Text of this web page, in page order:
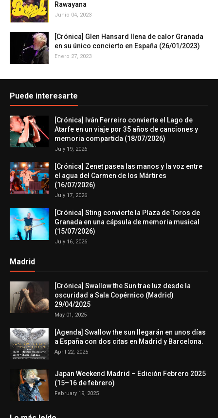
Rawayana
Junio 04, 2023
[Crónica] Glen Hansard llena de calor Granada
en su único concierto en España (26/01/2023)
Enero 27, 2023
Puede interesarte
[Crónica] Iván Ferreiro convierte el Lago de
Atarfe en un viaje por 35 años de canciones y
memoria compartida (18/07/2026)
July 19, 2026
[Crónica] Zenet pasea las manos y la voz entre
el agua del Carmen de los Mártires
(16/07/2026)
July 17, 2026
[Crónica] Sting convierte la Plaza de Toros de
Granada en una cápsula de memoria musical
(15/07/2026)
July 16, 2026
Madrid
[Crónica] Swallow the Sun trae luz desde la
oscuridad a Sala Copérnico (Madrid)
29/04/2025
May 01, 2025
[Agenda] Swallow the sun llegarán en unos días
a España con dos citas en Madrid y Barcelona.
April 22, 2025
Japan Weekend Madrid – Edición Febrero 2025
(15–16 de febrero)
February 19, 2025